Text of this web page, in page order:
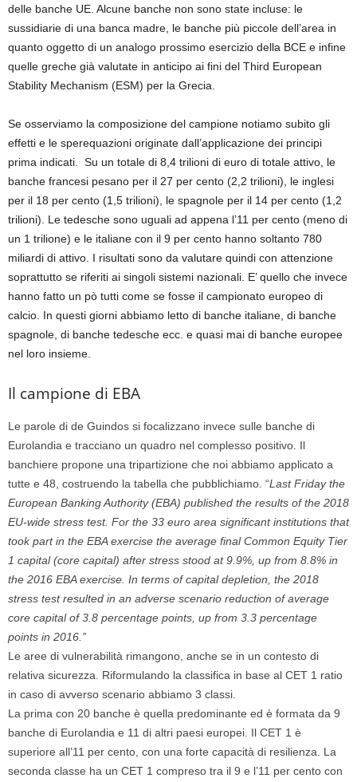
delle banche UE. Alcune banche non sono state incluse: le
sussidiarie di una banca madre, le banche più piccole dell’area in
quanto oggetto di un analogo prossimo esercizio della BCE e infine
quelle greche già valutate in anticipo ai fini del Third European
Stability Mechanism (ESM) per la Grecia.
Se osserviamo la composizione del campione notiamo subito gli
effetti e le sperequazioni originate dall’applicazione dei principi
prima indicati. Su un totale di 8,4 trilioni di euro di totale attivo, le
banche francesi pesano per il 27 per cento (2,2 trilioni), le inglesi
per il 18 per cento (1,5 trilioni), le spagnole per il 14 per cento (1,2
trilioni). Le tedesche sono uguali ad appena l’11 per cento (meno di
un 1 trilione) e le italiane con il 9 per cento hanno soltanto 780
miliardi di attivo. I risultati sono da valutare quindi con attenzione
soprattutto se riferiti ai singoli sistemi nazionali. E’ quello che invece
hanno fatto un pò tutti come se fosse il campionato europeo di
calcio. In questi giorni abbiamo letto di banche italiane, di banche
spagnole, di banche tedesche ecc. e quasi mai di banche europee
nel loro insieme.
Il campione di EBA
Le parole di de Guindos si focalizzano invece sulle banche di
Eurolandia e tracciano un quadro nel complesso positivo. Il
banchiere propone una tripartizione che noi abbiamo applicato a
tutte e 48, costruendo la tabella che pubblichiamo. “Last Friday the
European Banking Authority (EBA) published the results of the 2018
EU-wide stress test. For the 33 euro area significant institutions that
took part in the EBA exercise the average final Common Equity Tier
1 capital (core capital) after stress stood at 9.9%, up from 8.8% in
the 2016 EBA exercise. In terms of capital depletion, the 2018
stress test resulted in an adverse scenario reduction of average
core capital of 3.8 percentage points, up from 3.3 percentage
points in 2016.”
Le aree di vulnerabilità rimangono, anche se in un contesto di
relativa sicurezza. Riformulando la classifica in base al CET 1 ratio
in caso di avverso scenario abbiamo 3 classi.
La prima con 20 banche è quella predominante ed è formata da 9
banche di Eurolandia e 11 di altri paesi europei. Il CET 1 è
superiore all’11 per cento, con una forte capacità di resilienza. La
seconda classe ha un CET 1 compreso tra il 9 e l’11 per cento con